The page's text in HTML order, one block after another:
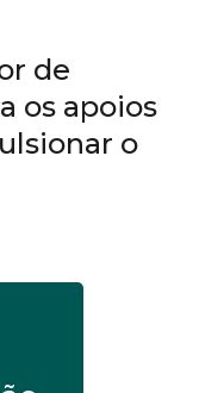
de
os apoios
o